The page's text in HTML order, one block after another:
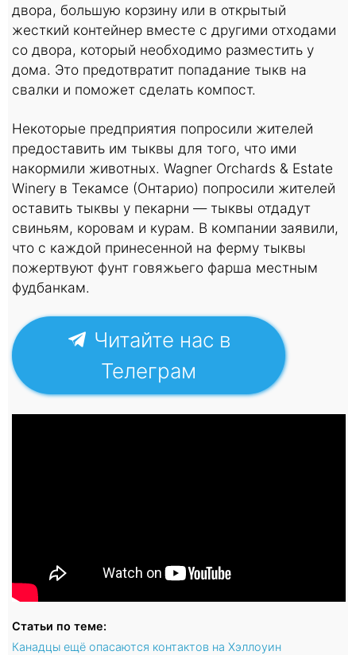
двора, большую корзину или в открытый
жесткий контейнер вместе с другими отходами
со двора, который необходимо разместить у
дома. Это предотвратит попадание тыкв на
свалки и поможет сделать компост.
Некоторые предприятия попросили жителей
предоставить им тыквы для того, что ими
накормили животных. Wagner Orchards & Estate
Winery в Текамсе (Онтарио) попросили жителей
оставить тыквы у пекарни — тыквы отдадут
свиньям, коровам и курам. В компании заявили,
что с каждой принесенной на ферму тыквы
пожертвуют фунт говяжьего фарша местным
фудбанкам.
Читайте нас в
Телеграм
Статьи по теме:
Канадцы ещё опасаются контактов на Хэллоуин